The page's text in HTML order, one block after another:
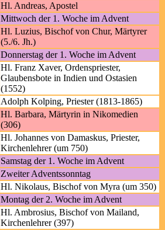
Hl. Andreas, Apostel
Mittwoch der 1. Woche im Advent
Hl. Luzius, Bischof von Chur, Märtyrer
(5./6. Jh.)
Donnerstag der 1. Woche im Advent
Hl. Franz Xaver, Ordenspriester,
Glaubensbote in Indien und Ostasien
(1552)
Adolph Kolping, Priester (1813-1865)
Hl. Barbara, Märtyrin in Nikomedien
(306)
Hl. Johannes von Damaskus, Priester,
Kirchenlehrer (um 750)
Samstag der 1. Woche im Advent
Zweiter Adventssonntag
Hl. Nikolaus, Bischof von Myra (um 350)
Montag der 2. Woche im Advent
Hl. Ambrosius, Bischof von Mailand,
Kirchenlehrer (397)